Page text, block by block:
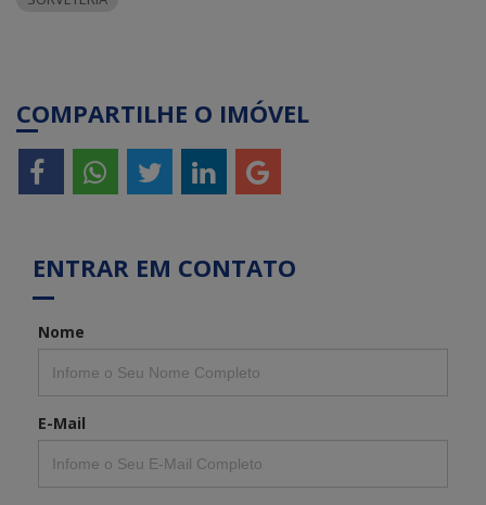
COMPARTILHE O IMÓVEL
ENTRAR EM CONTATO
Nome
E-Mail